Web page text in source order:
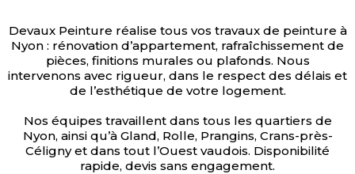
Devaux Peinture réalise tous vos travaux de peinture à
Nyon : rénovation d’appartement, rafraîchissement de
pièces, finitions murales ou plafonds. Nous
intervenons avec rigueur, dans le respect des délais et
de l’esthétique de votre logement.
Nos équipes travaillent dans tous les quartiers de
Nyon, ainsi qu’à Gland, Rolle, Prangins, Crans-près-
Céligny et dans tout l’Ouest vaudois. Disponibilité
rapide, devis sans engagement.